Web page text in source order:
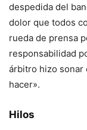
despedida del
dolor que todos
rueda de prensa
responsabilidad
árbitro hizo sonar
hacer».
Hilos